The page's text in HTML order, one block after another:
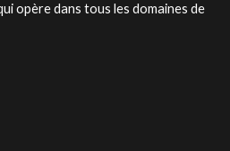
opère dans tous les domaines de